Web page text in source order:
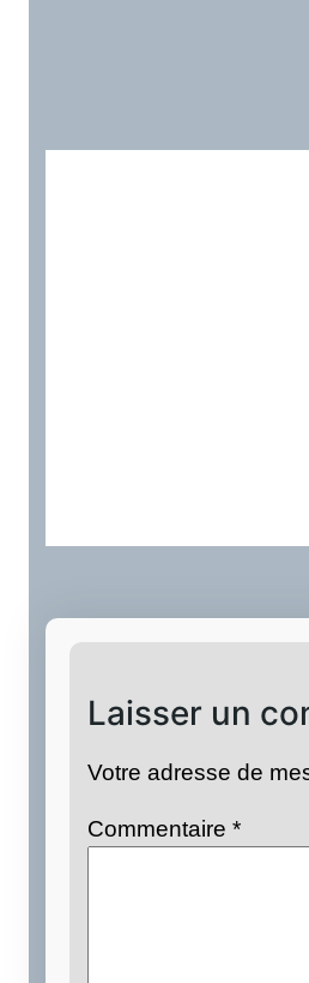
Laisser un
Votre adresse de
Commentaire*